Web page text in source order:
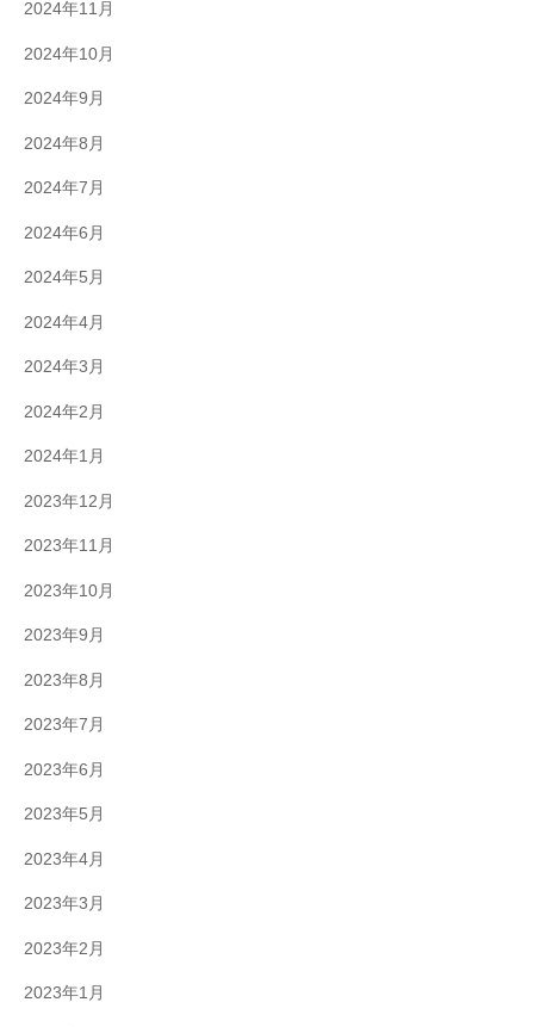
2024年11月
2024年10月
2024年9月
2024年8月
2024年7月
2024年6月
2024年5月
2024年4月
2024年3月
2024年2月
2024年1月
2023年12月
2023年11月
2023年10月
2023年9月
2023年8月
2023年7月
2023年6月
2023年5月
2023年4月
2023年3月
2023年2月
2023年1月